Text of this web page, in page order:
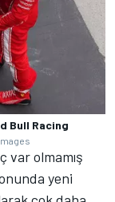
Bull Racing
var olmamış
yeni